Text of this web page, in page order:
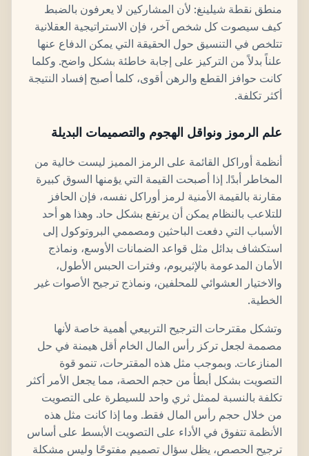
منطق نقطة شيلينغ: لأن المشاركين لا يعرفون بالضبط
كيف سيصوت كل شخص آخر، فإن الاستراتيجية العقلانية
تتلخص في التنسيق حول الحقيقة التي يمكن الدفاع عنها
علناً بدلاً من التركيز على إجابة خاطئة بشكل واضح. وكلما
كانت حوافز القطع والرهن أقوى، كلما أصبح إفساد النتيجة
أكثر تكلفة.
علم الرموز ونواقل الهجوم والتصميمات البديلة
أنظمة أوراكل القائمة على الرمز المميز ليست خالية من
المخاطر أبدًا. إذا أصبحت القيمة التي يؤمنها السوق كبيرة
مقارنة بالقيمة الأمنية لرمز أوراكل نفسه، فإن الحافز
للتلاعب بالنظام يمكن أن يرتفع بشكل حاد. وهذا هو أحد
الأسباب التي دفعت الباحثين ومصممي البروتوكول إلى
استكشاف بدائل مثل قواعد الضمانات الأوسع، ونماذج
الأمان المدعومة بالإثيريوم، وفترات الحبس الأطول،
والاختيار العشوائي للمحلفين، ونماذج ترجيح الأصوات غير
الخطية.
وتشكل مقترحات الترجيح التربيعي أهمية خاصة لأنها
مصممة لجعل تركز رأس المال الخام أقل هيمنة في حل
المنازعات. وبموجب مثل هذه المقترحات، تنمو قوة
التصويت بشكل أبطأ من حجم الحصة، مما يجعل الأمر أكثر
تكلفة بالنسبة لممثل ثري واحد للسيطرة على التصويت
من خلال حجم رأس المال فقط. وما إذا كانت مثل هذه
الأنظمة تتفوق في الأداء على التصويت الأبسط على أساس
ترجيح الحصص، يظل سؤال تصميم مفتوحًا وليس مشكلة